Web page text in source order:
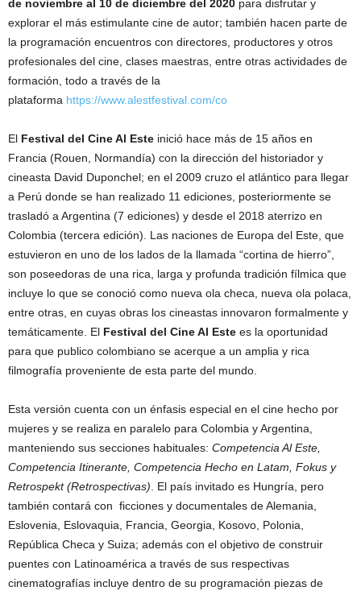
de noviembre al 10 de diciembre del 2020 para disfrutar y
explorar el más estimulante cine de autor; también hacen parte de
la programación encuentros con directores, productores y otros
profesionales del cine, clases maestras, entre otras actividades de
formación, todo a través de la
plataforma https://www.alestfestival.com/co
El Festival del Cine Al Este inició hace más de 15 años en
Francia (Rouen, Normandía) con la dirección del historiador y
cineasta David Duponchel; en el 2009 cruzo el atlántico para llegar
a Perú donde se han realizado 11 ediciones, posteriormente se
trasladó a Argentina (7 ediciones) y desde el 2018 aterrizo en
Colombia (tercera edición). Las naciones de Europa del Este, que
estuvieron en uno de los lados de la llamada “cortina de hierro”,
son poseedoras de una rica, larga y profunda tradición fílmica que
incluye lo que se conoció como nueva ola checa, nueva ola polaca,
entre otras, en cuyas obras los cineastas innovaron formalmente y
temáticamente. El Festival del Cine Al Este es la oportunidad
para que publico colombiano se acerque a un amplia y rica
filmografía proveniente de esta parte del mundo.
Esta versión cuenta con un énfasis especial en el cine hecho por
mujeres y se realiza en paralelo para Colombia y Argentina,
manteniendo sus secciones habituales: Competencia Al Este,
Competencia Itinerante, Competencia Hecho en Latam, Fokus y
Retrospekt (Retrospectivas) . El país invitado es Hungría, pero
también contará con ficciones y documentales de Alemania,
Eslovenia, Eslovaquia, Francia, Georgia, Kosovo, Polonia,
República Checa y Suiza; además con el objetivo de construir
puentes con Latinoamérica a través de sus respectivas
cinematografías incluye dentro de su programación piezas de